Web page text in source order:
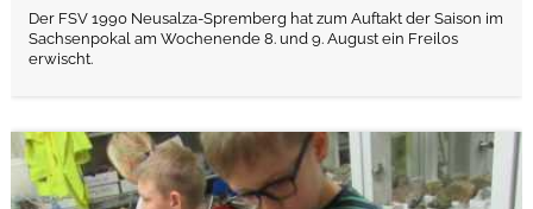
Der FSV 1990 Neusalza-Spremberg hat zum Auftakt der Saison im
Sachsenpokal am Wochenende 8. und 9. August ein Freilos
erwischt.
weiterlesen